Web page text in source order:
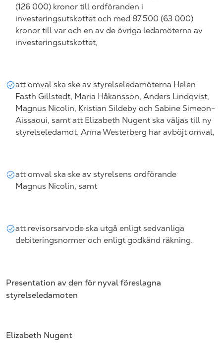
(126 000) kronor till ordföranden i
investeringsutskottet och med 87 500 (63 000)
kronor till var och en av de övriga ledamöterna av
investeringsutskottet,
att omval ska ske av styrelseledamöterna Helen
Fasth Gillstedt, Maria Håkansson, Anders Lindqvist,
Magnus Nicolin, Kristian Sildeby och Sabine Simeon-
Aissaoui, samt att Elizabeth Nugentska väljas till ny
styrelseledamot. Anna Westerberg har avböjt omval,
att omval ska ske av styrelsens ordförande
Magnus Nicolin, samt
att revisorsarvode ska utgå enligt sedvanliga
debiteringsnormer och enligt godkänd räkning.
Presentation av den för nyval föreslagna
styrelseledamoten
Elizabeth Nugent